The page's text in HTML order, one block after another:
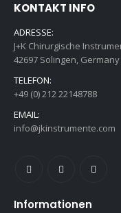
KONTAKT INFO
ADRESSE:
J+K Chirurgische
42697 Solingen, Germany
TELEFON:
+49 (0) 212 22148788
EMAIL:
info@jkinstrumente.com
Informationen